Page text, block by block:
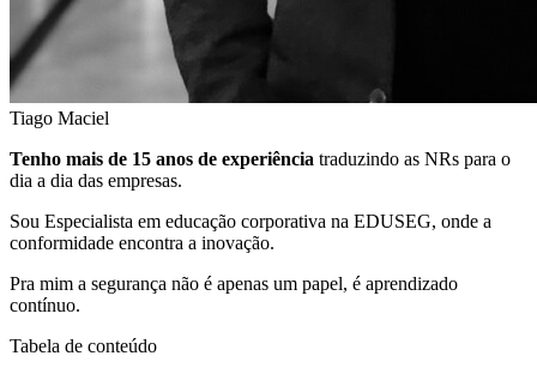
Tiago Maciel
Tenho mais de 15 anos de experiência traduzindo as NRs para o
dia a dia das empresas.
Sou Especialista em educação corporativa na EDUSEG, onde a
conformidade encontra a inovação.
Pra mim a segurança não é apenas um papel, é aprendizado
contínuo.
Tabela de conteúdo